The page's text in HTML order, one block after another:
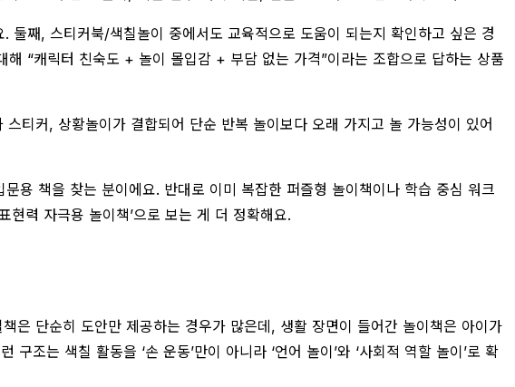
째, 스티커북/색칠놀이 중에서도 교육적으로 도움이 되는지 확인하고 싶은 경
“캐릭터 친숙도 + 놀이 몰입감 + 부담 없는 가격”이라는 조합으로 답하는 상품
티커, 상황놀이가 결합되어 단순 반복 놀이보다 오래 가지고 놀 가능성이 있어
용 책을 찾는 분이에요. 반대로 이미 복잡한 퍼즐형 놀이책이나 학습 중심 워크
현력 자극용 놀이책’으로 보는 게 더 정확해요.
은 단순히 도안만 제공하는 경우가 많은데, 생활 장면이 들어간 놀이책은 아이가
조는 색칠 활동을 ‘손 운동’만이 아니라 ‘언어 놀이’와 ‘사회적 역할 놀이’로 확